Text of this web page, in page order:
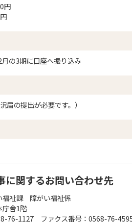
円
の3期に口座へ振り込み
届の提出が必要です。）
に関するお問い合わせ先
祉課 障がい福祉係
舎1階
76-1127 ファクス番号：0568-76-